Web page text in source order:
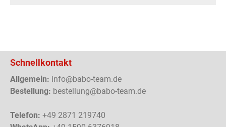
Schnellkontakt
Allgemein: info@babo-team.de
Bestellung: bestellung@babo-team.de
Telefon: +49 2871 219740